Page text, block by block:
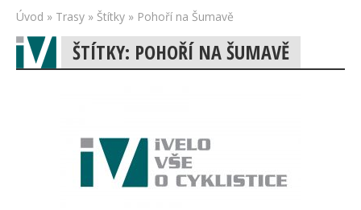
Úvod » Trasy » Štítky » Pohoří na Šumavě
ŠTÍTKY: POHOŘÍ NA ŠUMAVĚ